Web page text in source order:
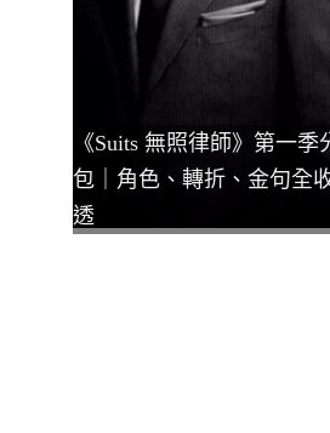
《Suits 無照律師》第一
包｜角色、轉折、金句全
透